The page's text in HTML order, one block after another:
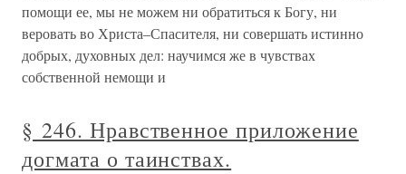
помощи ее, мы не можем ни обратиться к Богу, ни
веровать во Христа–Спасителя, ни совершать истинно
добрых, духовных дел: научимся же в чувствах
собственной немощи и
§ 246. Нравственное приложение
догмата о таинствах.